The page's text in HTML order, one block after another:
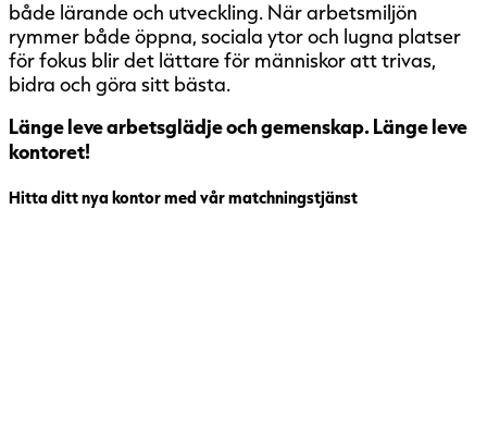
både lärande och utveckling. När arbetsmiljön
rymmer både öppna, sociala ytor och lugna platser
för fokus blir det lättare för människor att trivas,
bidra och göra sitt bästa.
Länge leve arbetsglädje och gemenskap. Länge leve
kontoret!
Hitta ditt nya kontor med vår matchningstjänst